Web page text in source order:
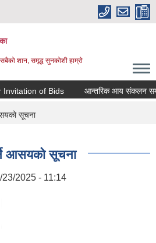
शान, समृद्ध सुनकोशी हाम्रो
of Bids आन्तरिक आय संकलन सम्बन्धी
सूचना
आसयको सूचना
23/2025 - 11:14